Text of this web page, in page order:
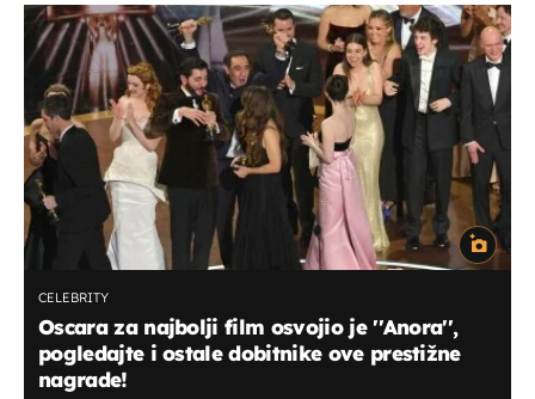
CELEBRITY
Oscara za najbolji film osvojio je ''Anora'',
pogledajte i ostale dobitnike ove prestižne
nagrade!